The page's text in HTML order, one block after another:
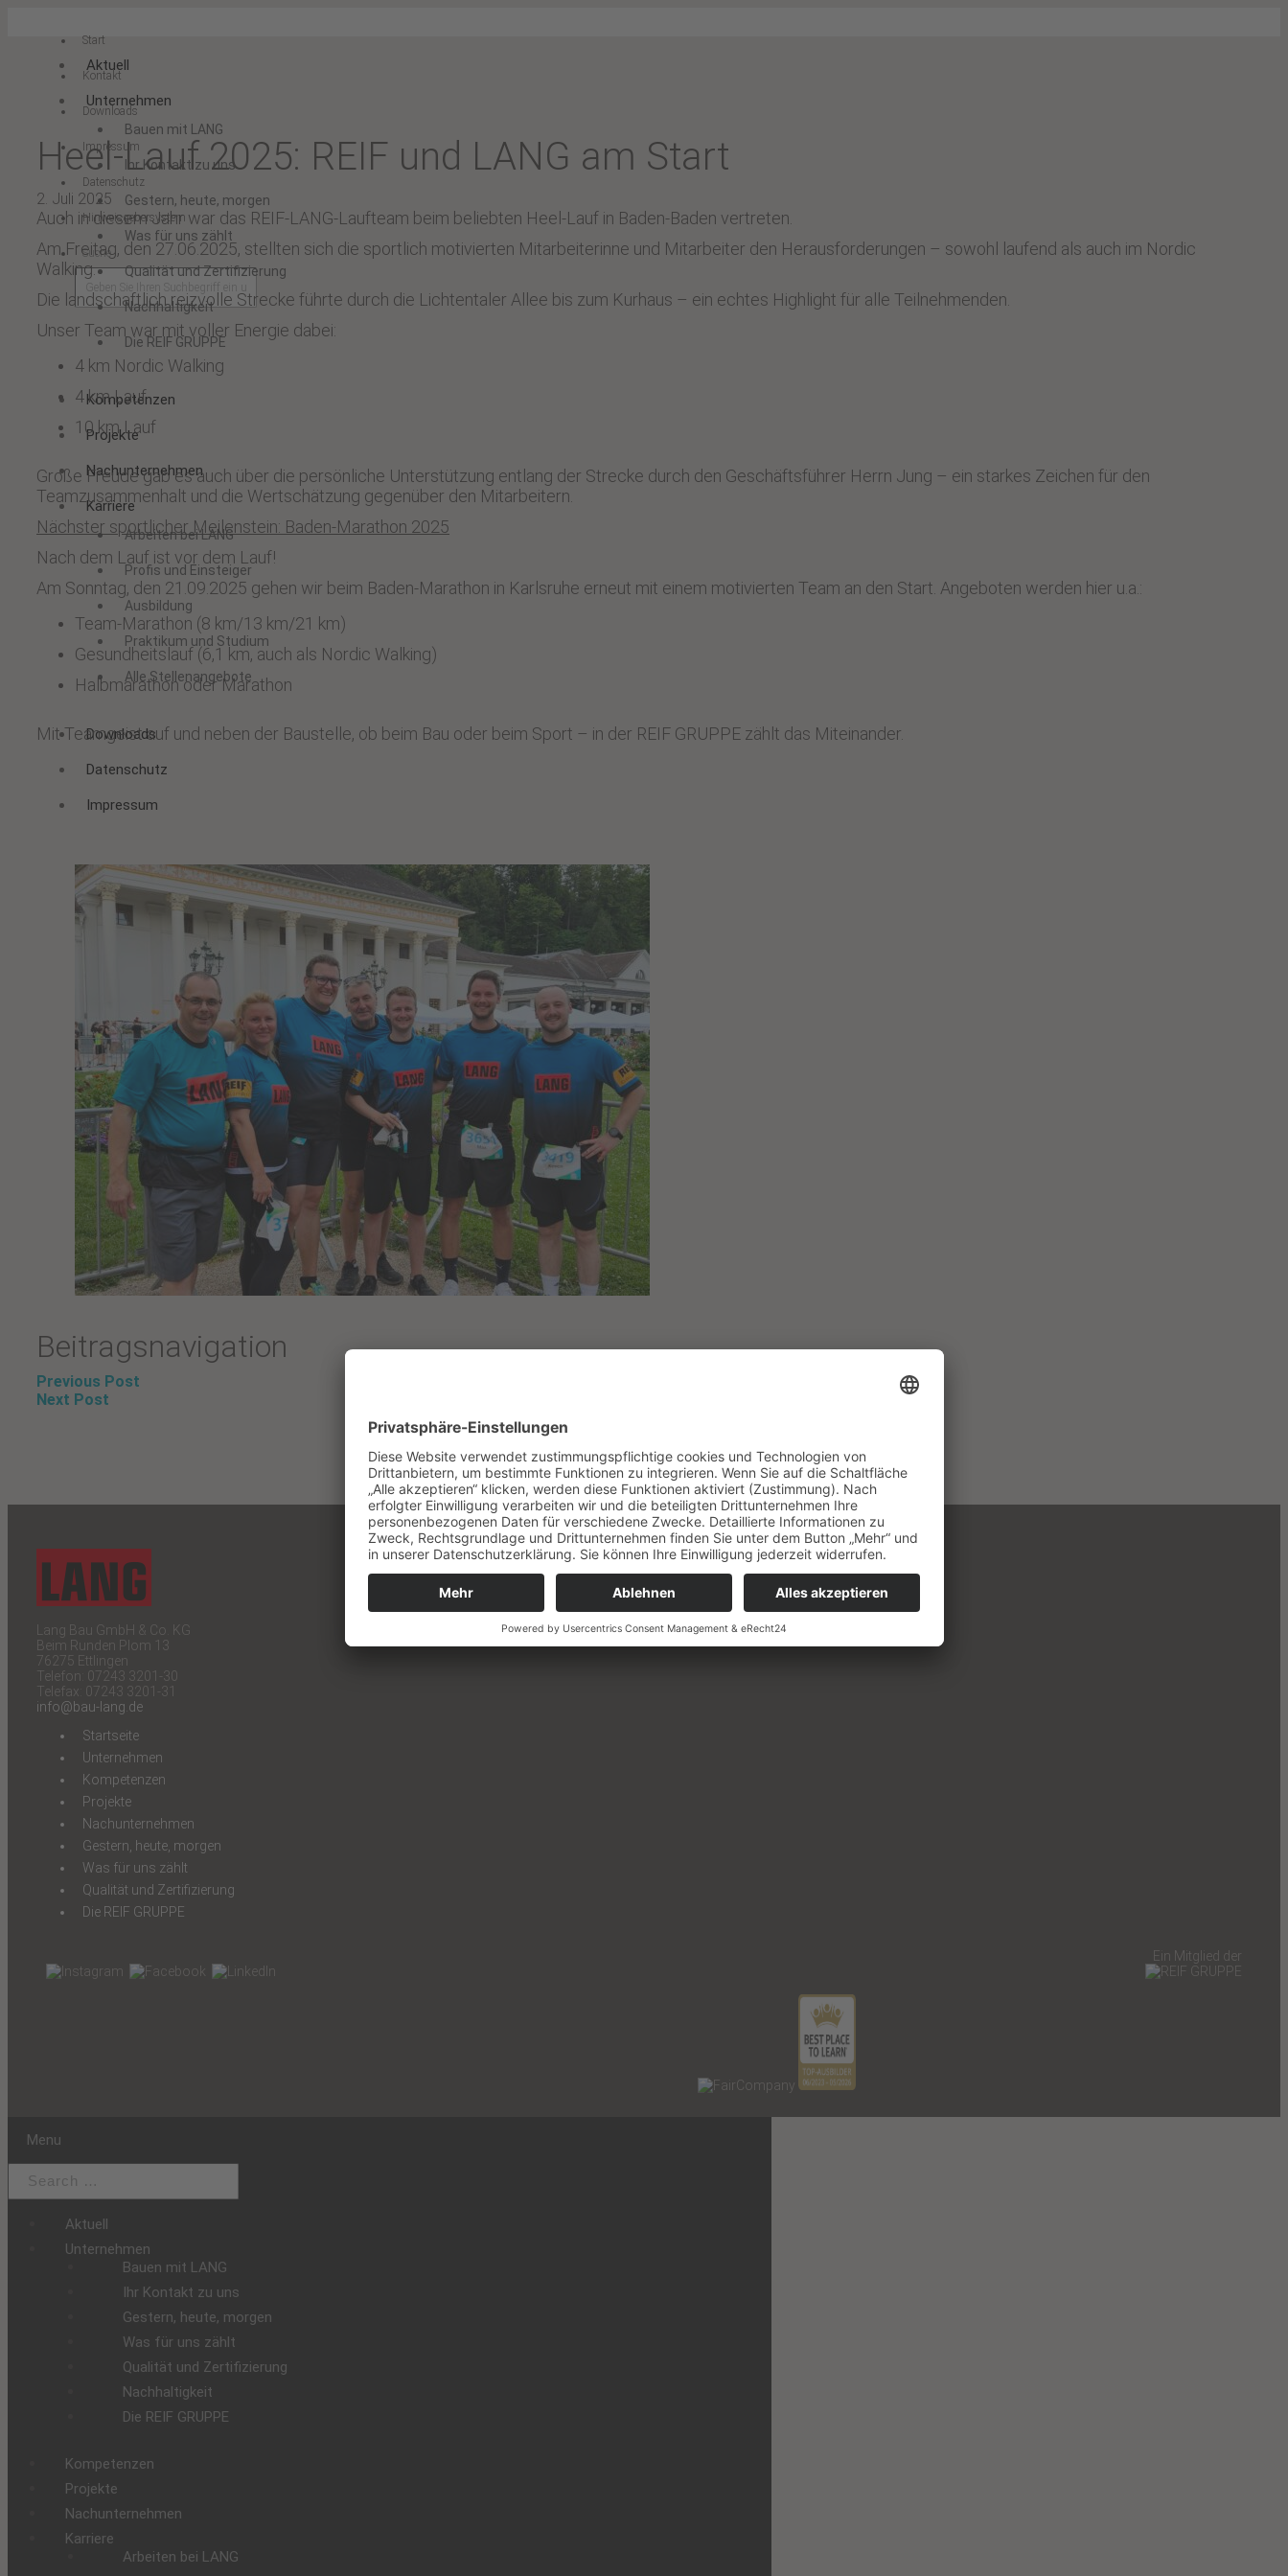
Start
Kontakt
Downloads
Impressum
Datenschutz
Hinweisgebersystem
Suche
Aktuell
Unternehmen
Bauen mit LANG
Ihr Kontakt zu uns
Gestern, heute, morgen
Was für uns zählt
Qualität und Zertifizierung
Nachhaltigkeit
Die REIF GRUPPE
Kompetenzen
Projekte
Nachunternehmen
Karriere
Arbeiten bei LANG
Profis und Einsteiger
Ausbildung
Praktikum und Studium
Alle Stellenangebote
Downloads
Datenschutz
Impressum
Heel-Lauf 2025: REIF und LANG am Start
2. Juli 2025
Auch in diesem Jahr war das REIF-LANG-Laufteam beim beliebten Heel-Lauf in Baden-Baden vertreten.
Am Freitag, den 27.06.2025, stellten sich die sportlich motivierten Mitarbeiterinne und Mitarbeiter den Herausforderungen – sowohl laufend als auch im Nordic
Walking.
Die landschaftlich reizvolle Strecke führte durch die Lichtentaler Allee bis zum Kurhaus – ein echtes Highlight für alle Teilnehmenden.
Unser Team war mit voller Energie dabei:
4 km Nordic Walking
4 km Lauf
10 km Lauf
Große Freude gab es auch über die persönliche Unterstützung entlang der Strecke durch den Geschäftsführer Herrn Jung – ein starkes Zeichen für den
Teamzusammenhalt und die Wertschätzung gegenüber den Mitarbeitern.
Nächster sportlicher Meilenstein: Baden-Marathon 2025
Nach dem Lauf ist vor dem Lauf!
Am Sonntag, den 21.09.2025 gehen wir beim Baden-Marathon in Karlsruhe erneut mit einem motivierten Team an den Start. Angeboten werden hier u.a.:
Team-Marathon (8 km/13 km/21 km)
Gesundheitslauf (6,1 km, auch als Nordic Walking)
Halbmarathon oder Marathon
Mit Teamgeist auf und neben der Baustelle, ob beim Bau oder beim Sport – in der REIF GRUPPE zählt das Miteinander.
Beitragsnavigation
Previous Post
Next Post
Lang Bau GmbH & Co. KG
Beim Runden Plom 13
76275 Ettlingen
Telefon: 07243 3201-30
Telefax: 07243 3201-31
info@bau-lang.de
Startseite
Unternehmen
Kompetenzen
Projekte
Nachunternehmen
Gestern, heute, morgen
Was für uns zählt
Qualität und Zertifizierung
Die REIF GRUPPE
Ein Mitglied der
Menu
Aktuell
Unternehmen
Bauen mit LANG
Ihr Kontakt zu uns
Gestern, heute, morgen
Was für uns zählt
Qualität und Zertifizierung
Nachhaltigkeit
Die REIF GRUPPE
Kompetenzen
Projekte
Nachunternehmen
Karriere
Arbeiten bei LANG